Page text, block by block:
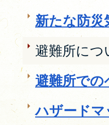
新たな防災
避難所につ
避難所で
ハザード